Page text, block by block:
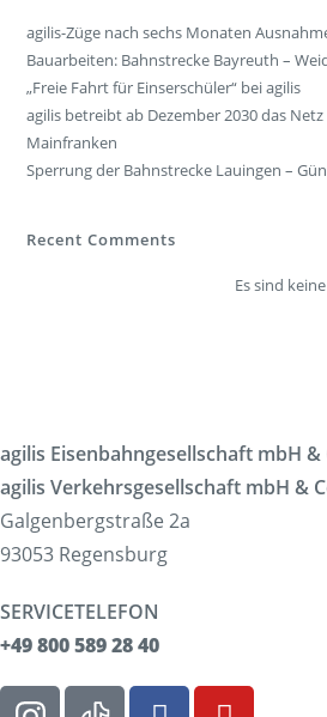
agilis-Züge nach sechs Monaten
Bauarbeiten: Bahnstrecke Bayreuth –
„Freie Fahrt für Einserschüler“ bei agilis
agilis betreibt ab Dezember 2030 das
Mainfranken
Sperrung der Bahnstrecke Lauingen –
Recent Comments
Es sind
agilis Eisenbahngesellschaft mbH &
agilis Verkehrsgesellschaft mbH &
Galgenbergstraße 2a
93053 Regensburg
SERVICETELEFON
+49 800 589 28 40